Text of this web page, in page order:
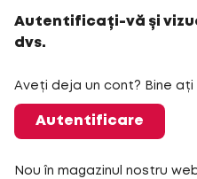
Autentificați-vă și
dvs.
Aveți deja un cont? Bine ați
Autentificare
Nou în magazinul nostru